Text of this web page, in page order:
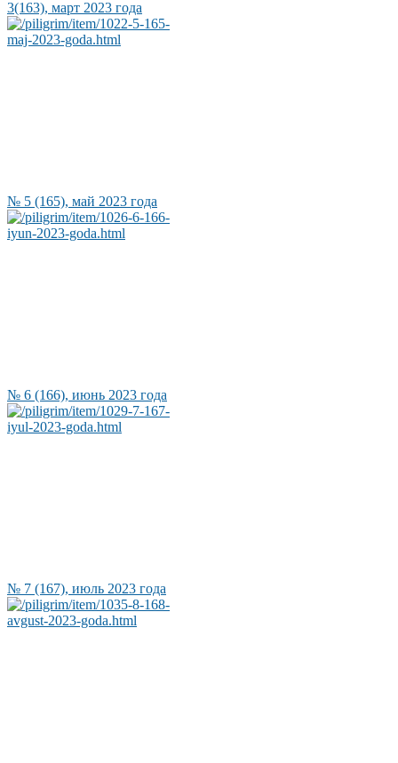
3(163), март 2023 года
№ 5 (165), май 2023 года
№ 6 (166), июнь 2023 года
№ 7 (167), июль 2023 года